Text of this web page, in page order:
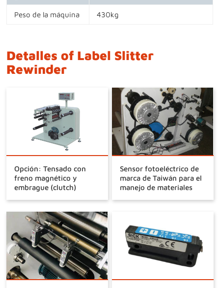
Peso de la máquina 430kg
Detalles of Label Slitter
Rewinder
Opción: Tensado con
freno magnético y
embrague (clutch)
Sensor fotoeléctrico de
marca de Taiwán para el
manejo de materiales